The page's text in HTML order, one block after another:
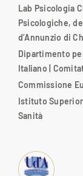
Lab Psicologia
Psicologiche,
d’Annunzio di
Dipartimento
Italiano
Commissione
Istituto
Sanità